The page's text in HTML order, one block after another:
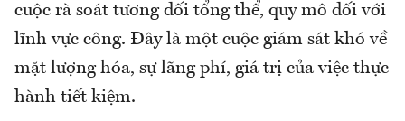
cuộc rà soát tương đối tổng thể, quy mô đối với
lĩnh vực công. Đây là một cuộc giám sát khó về
mặt lượng hóa, sự lãng phí, giá trị của việc thực
hành tiết kiệm.